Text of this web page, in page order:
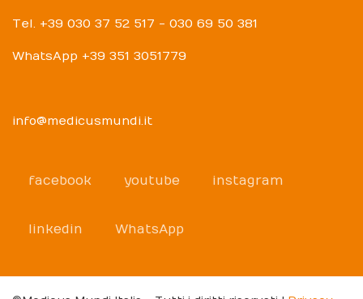
Tel. +39 030 37 52 517 - 030 69 50 381
WhatsApp +39 351 3051779
info@medicusmundi.it
facebook youtube instagram
linkedin WhatsApp